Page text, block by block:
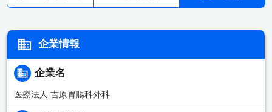
企業情報
企業名
医療法人 吉原胃腸科外科